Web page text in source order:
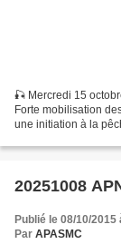
🎣 Mercredi 15
Forte mobilisation
une initiation à la
20251008
Publié le 08/10/2015
Par APASMC